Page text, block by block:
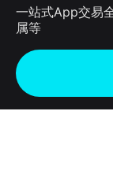
一站式App交易
属等